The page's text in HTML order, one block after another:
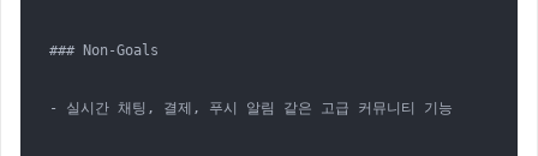
### Non-Goals
- 실시간 채팅, 결제, 푸시 알림 같은 고급 커뮤니티 기능